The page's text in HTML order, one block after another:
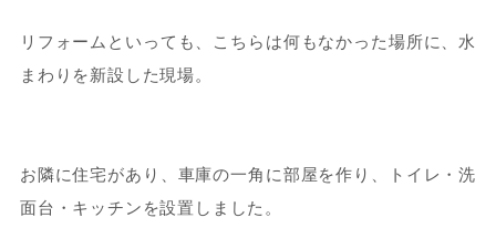
リフォームといっても、こちらは何もなかった場所に、水
まわりを新設した現場。
お隣に住宅があり、車庫の一角に部屋を作り、トイレ・洗
面台・キッチンを設置しました。